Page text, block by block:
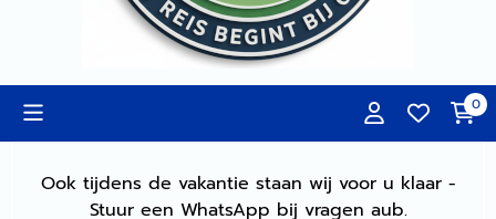
0
Ook tijdens de vakantie staan wij voor u klaar -
Stuur een WhatsApp bij vragen aub.